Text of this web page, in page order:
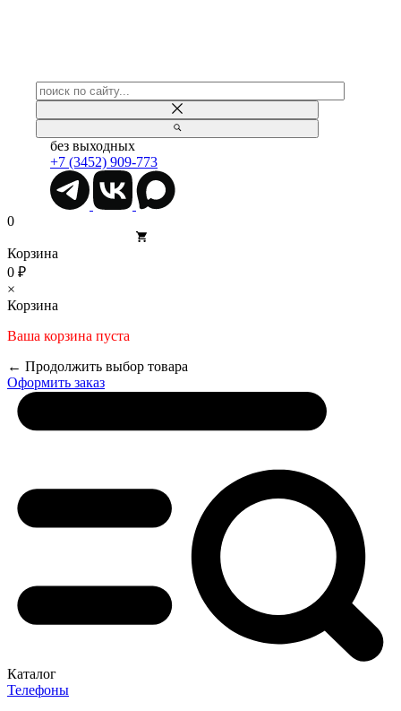
без выходных
+7 (3452) 909-773
0
Корзина
0 ₽
×
Корзина
Ваша корзина пуста
← Продолжить выбор товара
Оформить заказ
Каталог
Телефоны